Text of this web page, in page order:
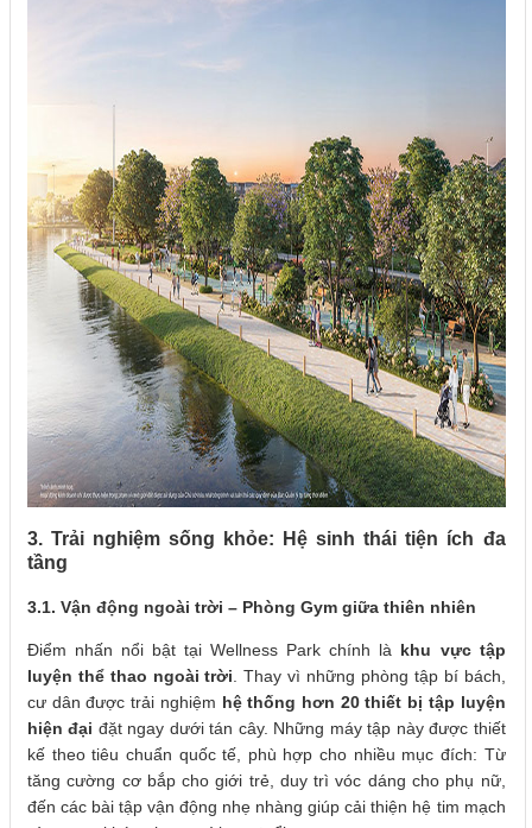
3. Trải nghiệm sống khỏe: Hệ sinh thái tiện ích đa
tầng
3.1. Vận động ngoài trời – Phòng Gym giữa thiên nhiên
Điểm nhấn nổi bật tại Wellness Park chính là khu vực tập
luyện thể thao ngoài trời . Thay vì những phòng tập bí bách,
cư dân được trải nghiệm hệ thống hơn 20 thiết bị tập luyện
hiện đại đặt ngay dưới tán cây. Những máy tập này được thiết
kế theo tiêu chuẩn quốc tế, phù hợp cho nhiều mục đích: Từ
tăng cường cơ bắp cho giới trẻ, duy trì vóc dáng cho phụ nữ,
đến các bài tập vận động nhẹ nhàng giúp cải thiện hệ tim mạch